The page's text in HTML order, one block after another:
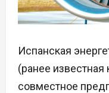
Испанская
(ранее известная
совместное